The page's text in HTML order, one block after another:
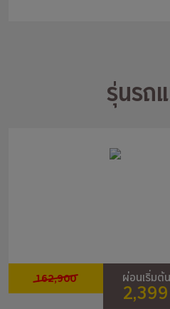
รุ่นรถ
162,900 ผ่อนเริ่มต้น
2,399